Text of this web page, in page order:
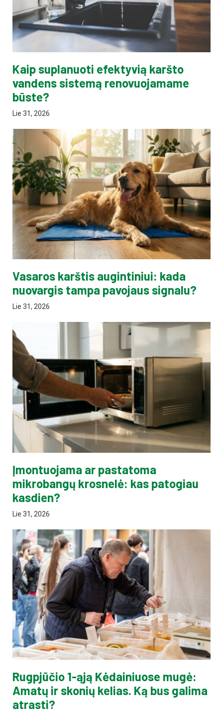
Kaip suplanuoti efektyvią karšto
vandens sistemą renovuojamame
būste?
Lie 31, 2026
Vasaros karštis augintiniui: kada
nuovargis tampa pavojaus signalu?
Lie 31, 2026
Įmontuojama ar pastatoma
mikrobangų krosnelė: kas patogiau
kasdien?
Lie 31, 2026
Rugpjūčio 1-ąją Kėdainiuose mugė:
Amatų ir skonių kelias. Ką bus galima
atrasti?